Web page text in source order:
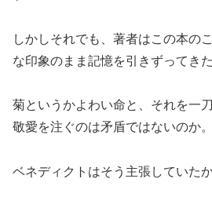
しかしそれでも、著者はこの本の
な印象のまま記憶を引きずってき
菊というかよわい命と、それを一
敬愛を注ぐのは矛盾ではないのか。
ベネディクトはそう主張していたか